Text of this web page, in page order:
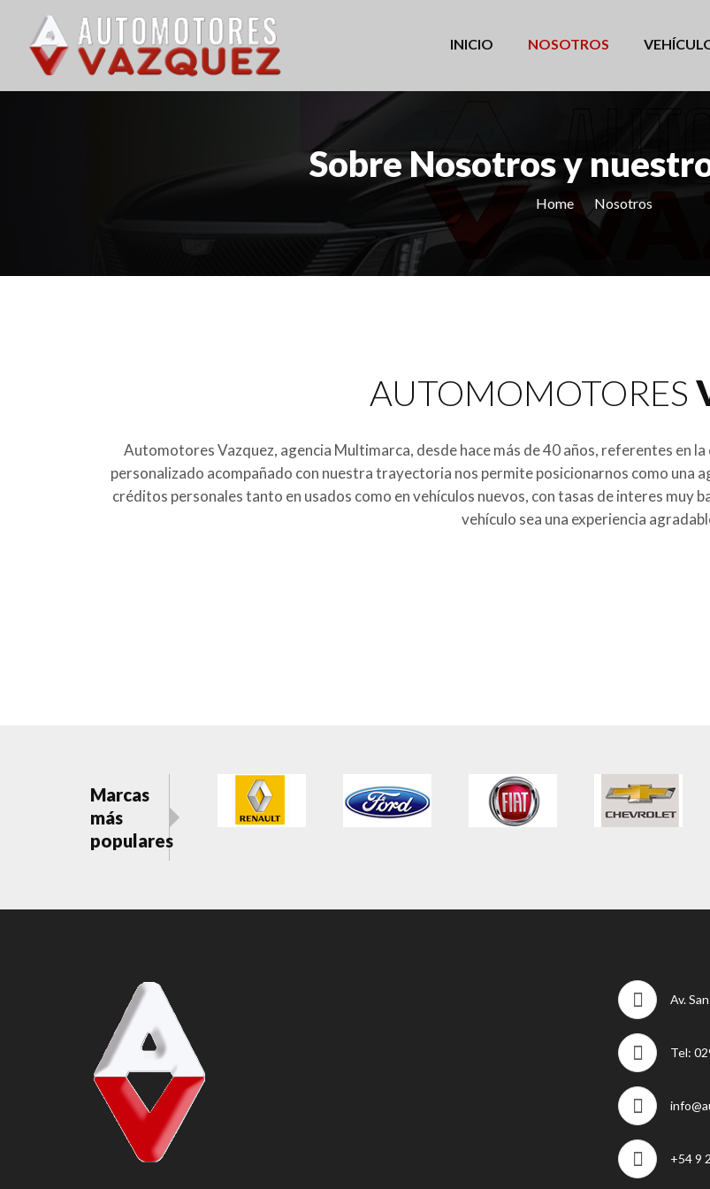
INICIO NOSOTROS
Sobre Nosotros y
Home Nosotros
AUTOMOMOTORES
Automotores Vazquez, agencia Multimarca, desde hace más de 40 años, referentes en
personalizado acompañado con nuestra trayectoria nos permite posicionarnos como una
créditos personales tanto en usados como en vehículos nuevos, con tasas de interes muy
vehículo sea una experiencia
Marcas
más
populares
Av.
Tel:
+54 9